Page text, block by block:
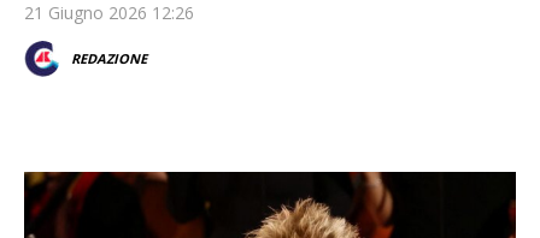
21 Giugno 2026 12:26
REDAZIONE